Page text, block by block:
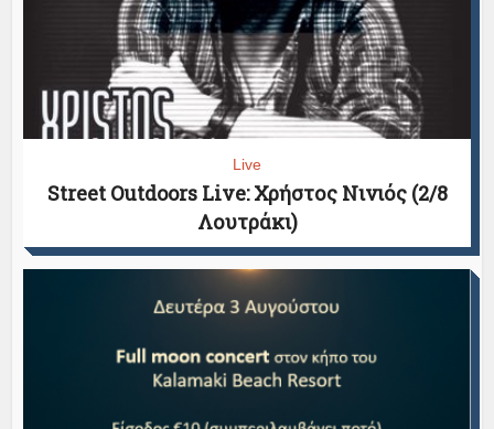
Live
Street Outdoors Live: Χρήστος Νινιός (2/8
Λουτράκι)